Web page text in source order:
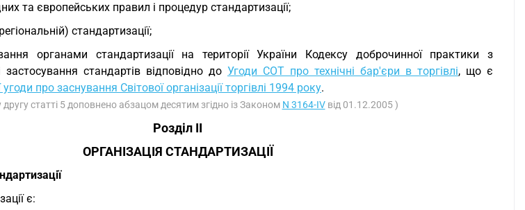
та європейських правил і процедур стандартизації;
стандартизації;
органами стандартизації на території України Кодексу доброчинної практики з
стандартів відповідно до Угоди СОТ про технічні бар'єри в торгівлі, що є
про заснування Світової організації торгівлі 1994 року.
статті 5 доповнено абзацом десятим згідно із Законом N 3164-IVвід 01.12.2005 )
Розділ II
ОРГАНІЗАЦІЯ СТАНДАРТИЗАЦІЇ
є: